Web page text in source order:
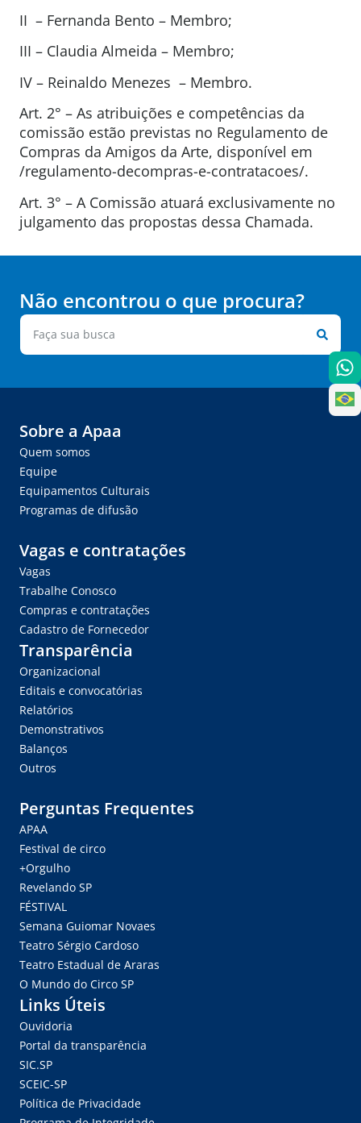
II – Fernanda Bento – Membro;
III – Claudia Almeida – Membro;
IV – Reinaldo Menezes – Membro.
Art. 2° – As atribuições e competências da
comissão estão previstas no Regulamento de
Compras da Amigos da Arte, disponível em
/regulamento-decompras-e-contratacoes/.
Art. 3° – A Comissão atuará exclusivamente no
julgamento das propostas dessa Chamada.
Não encontrou o que procura?
Sobre a Apaa
Quem somos
Equipe
Equipamentos Culturais
Programas de difusão
Vagas e contratações
Vagas
Trabalhe Conosco
Compras e contratações
Cadastro de Fornecedor
Transparência
Organizacional
Editais e convocatórias
Relatórios
Demonstrativos
Balanços
Outros
Perguntas Frequentes
APAA
Festival de circo
+Orgulho
Revelando SP
FÉSTIVAL
Semana Guiomar Novaes
Teatro Sérgio Cardoso
Teatro Estadual de Araras
O Mundo do Circo SP
Links Úteis
Ouvidoria
Portal da transparência
SIC.SP
SCEIC-SP
Política de Privacidade